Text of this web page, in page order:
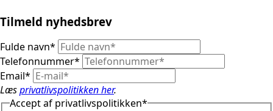
Tilmeld nyhedsbrev
Fulde navn*
Telefonnummer*
Email*
Læsprivatlivspolitikken her.
Accept af privatlivspolitikken*